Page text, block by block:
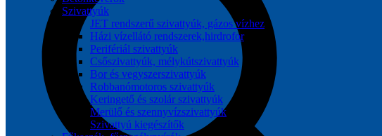
Szivattyúk
JET rendszerű szivattyúk, gázos vízhez
Házi vízellátó rendszerek,hirdrofor
Perifériál szivattyúk
Csőszivattyúk, mélykútszivattyúk
Bor és vegyszerszivattyúk
Robbanómotoros szivattyúk
Keringető és szolár szivattyúk
Merülő és szennyvízszivattyúk
Szivattyú kiegészítők